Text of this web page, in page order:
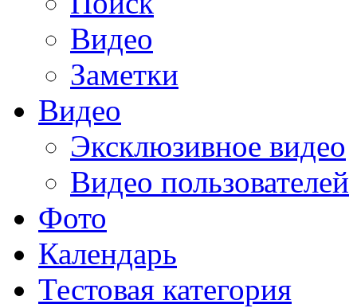
Видео
Заметки
Видео
Эксклюзивное видео
Видео пользователей
Фото
Календарь
Тестовая категория